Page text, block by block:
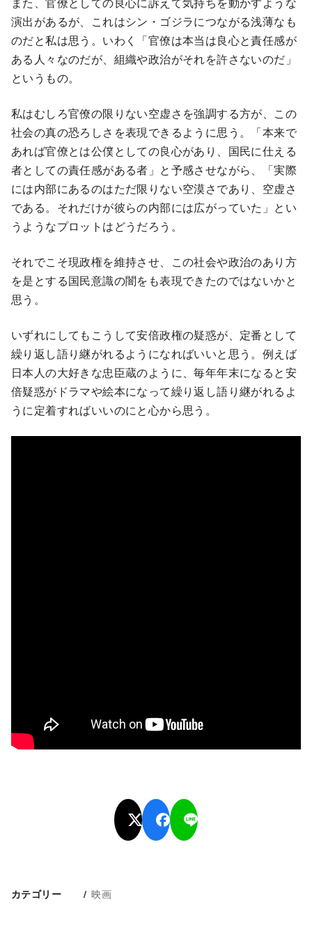
演出があるが、これはシン・ゴジラにつながる浅薄なも
のだと私は思う。いわく「官僚は本当は良心と責任感が
ある人々なのだが、組織や政治がそれを許さないのだ」
というもの。
私はむしろ官僚の限りない空虚さを強調する方が、この
社会の真の恐ろしさを表現できるように思う。「本来で
あれば官僚とは公僕としての良心があり、国民に仕える
者としての責任感がある者」と予感させながら、「実際
には内部にあるのはただ限りない空漠さであり、空虚さ
である。それだけが彼らの内部には広がっていた」とい
うようなプロットはどうだろう。
それでこそ現政権を維持させ、この社会や政治のあり方
を是とする国民意識の闇をも表現できたのではないかと
思う。
いずれにしてもこうして安倍政権の疑惑が、定番として
繰り返し語り継がれるようになればいいと思う。例えば
日本人の大好きな忠臣蔵のように、毎年年末になると安
倍疑惑がドラマや絵本になって繰り返し語り継がれるよ
うに定着すればいいのにと心から思う。
カテゴリー 映画